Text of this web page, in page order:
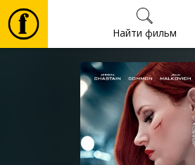
Найти фильм
Фильмы
Культура